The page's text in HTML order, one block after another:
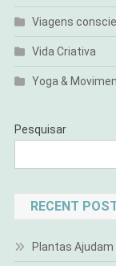
Viagens
Vida Criativa
Yoga &
Pesquisar
RECENT
Plantas